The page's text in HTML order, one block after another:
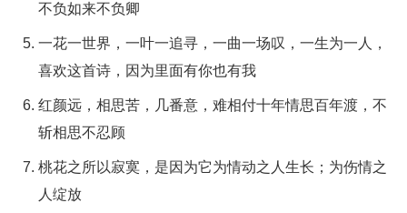
不负如来不负卿
一花一世界，一叶一追寻，一曲一场叹，一生为一人，
喜欢这首诗，因为里面有你也有我
红颜远，相思苦，几番意，难相付十年情思百年渡，不
斩相思不忍顾
桃花之所以寂寞，是因为它为情动之人生长；为伤情之
人绽放